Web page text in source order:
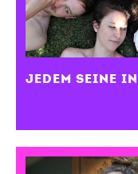
JEDEM SEINE